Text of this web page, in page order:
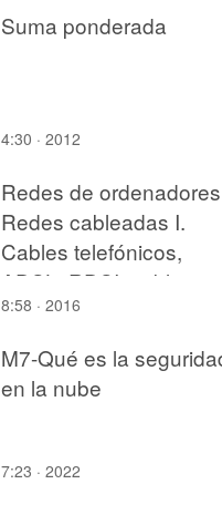
Suma ponderada
4:30 · 2012
Redes de
Redes cableadas I.
Cables telefónicos,
ADSL, RDSI, cables
coaxiales
8:58 · 2016
M7-Qué es la
en la nube
7:23 · 2022